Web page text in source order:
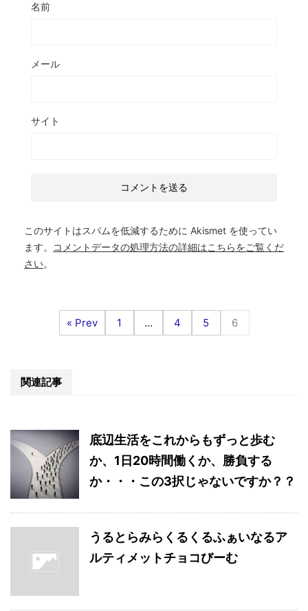
名前
メール
サイト
このサイトはスパムを低減するために Akismet を使ってい
ます。
コメントデータの処理方法の詳細はこちらをご覧くだ
さい。
« Prev 1 … 4 5 6
関連記事
底辺生活をこれからもずっと歩む
か、1日20時間働くか、勝負する
か・・・この3択じゃないですか？？
うるとらみらくるくるふぁいなるア
ルティメットチョコびーむ